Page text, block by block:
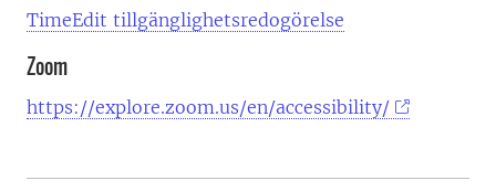
TimeEdit tillgänglighetsredogörelse
Zoom
https://explore.zoom.us/en/accessibility/